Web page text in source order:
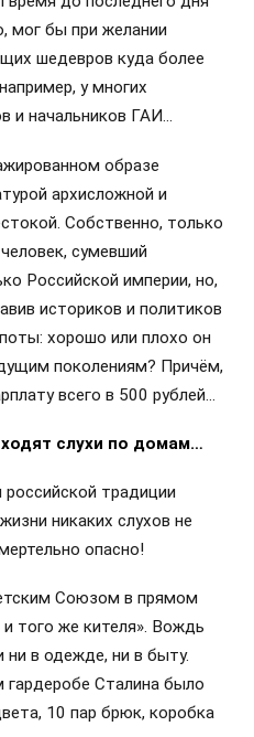
мог бы при желании
шедевров куда более
у многих
и начальников ГАИ…
образе
архисложной и
Собственно, только
сумевший
Российской империи, но,
историков и политиков
хорошо или плохо он
поколениям? Причём,
всего в 500 рублей…
слухи по домам…
традиции
никаких слухов не
опасно!
Союзом в прямом
того же кителя». Вождь
ни в одежде, ни в быту.
гардеробе Сталина было
10 пар брюк, коробка